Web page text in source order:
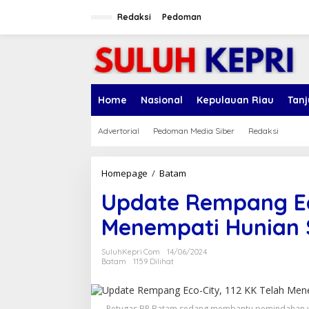
Redaksi Pedoman
Home Nasional Kepulauan Riau
Advertorial Pedoman Media Siber Redaksi
Homepage / Batam
d
a
t
e
R
p
a
Update Rempang
Menempati Hunian
SuluhKepri.com
14/06/2024
Batam
1159 Dilihat